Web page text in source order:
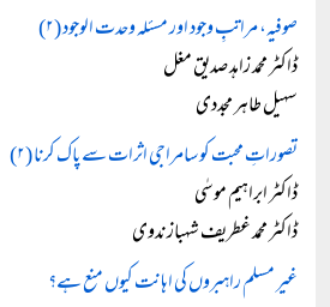
صوفیہ، مراتبِ وجود اور مسئلہ وحدت الوجود (۲)
ڈاکٹر محمد زاہد صدیق مغل
سہیل طاہر مجددی
تصوراتِ محبت کو سامراجی اثرات سے پاک کرنا (۲)
ڈاکٹر ابراہیم موسٰی
ڈاکٹر محمد غطریف شہباز ندوی
غیر مسلم راہبروں کی اہانت کیوں منع ہے؟